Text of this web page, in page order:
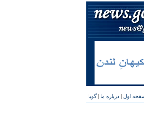
اول | درباره ما |گویا